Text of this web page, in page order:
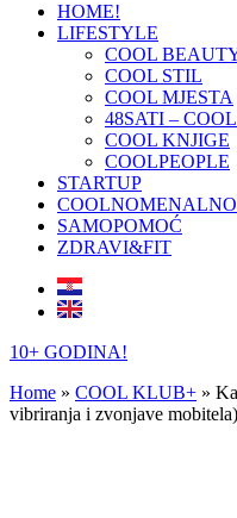
HOME!
LIFESTYLE
COOL
COOL STIL
COOL MJESTA
48SATI –
COOL KNJIGE
COOLPEOPLE
STARTUP
SAMOPOMOĆ
ZDRAVI&FIT
10+ GODINA!
Home » COOL KLUB+ »
vibriranja i zvonjave